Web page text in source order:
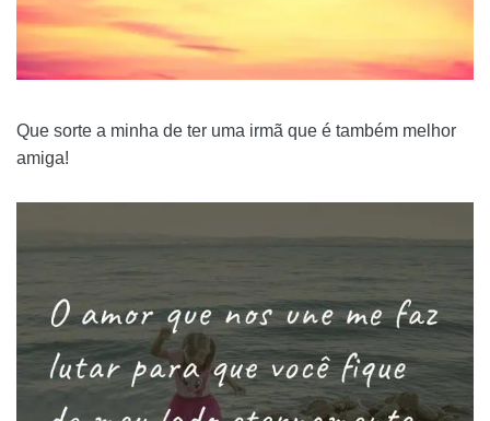
Que sorte a minha de ter uma irmã que é também melhor
amiga!